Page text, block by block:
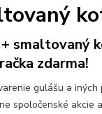
smaltovaný
zdarma!
gulášu a
spoločenské akcie